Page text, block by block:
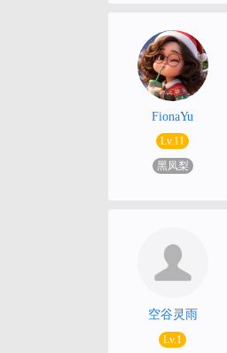
FionaYu
Lv.11
黑凤梨
空谷灵雨
Lv.1